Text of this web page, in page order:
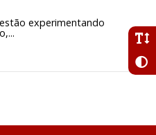
experimentando